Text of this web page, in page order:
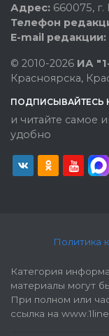
Адрес: 660075,
Телефон
E-mail редакции:
© 2010-2026 ИА
Красноярска,
ПОДПИСЫВАЙТЕСЬ
и читайте самое
удобно
Политика
Категория
материалы могут
При полном или
ссылка на